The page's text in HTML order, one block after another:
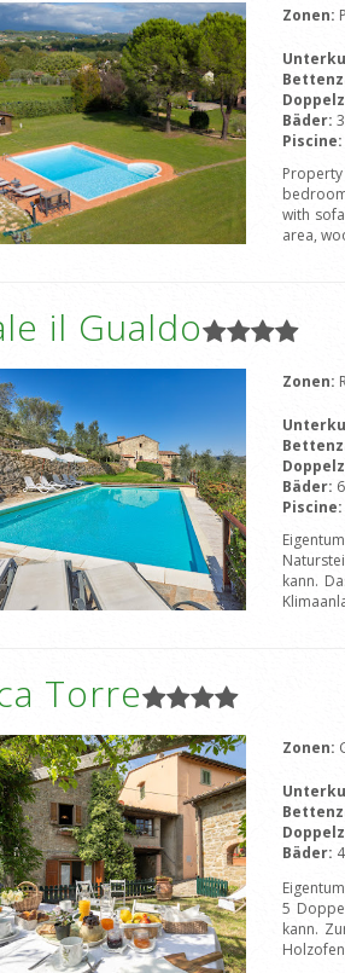
Zonen:
Bäder: 3
Piscine:
with
area,
il Gualdo
Zonen:
Bäder: 6
Piscine:
kann.
Torre
Zonen:
Bäder: 4
5
kann.